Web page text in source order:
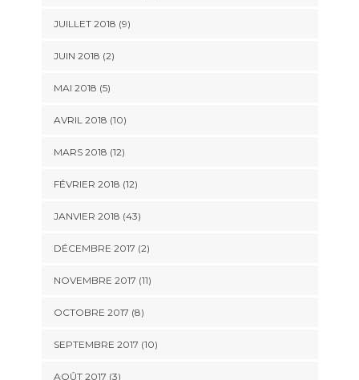
JUILLET 2018 (9)
JUIN 2018 (2)
MAI 2018 (5)
AVRIL 2018 (10)
MARS 2018 (12)
FÉVRIER 2018 (12)
JANVIER 2018 (43)
DÉCEMBRE 2017 (2)
NOVEMBRE 2017 (11)
OCTOBRE 2017 (8)
SEPTEMBRE 2017 (10)
AOÛT 2017 (3)